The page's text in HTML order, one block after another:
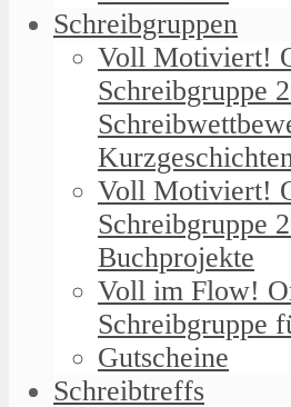
Schreibgruppen
Voll Motiviert!
Schreibgruppe
Voll Motiviert!
Schreibgruppe
Buchprojekte
Voll im Flow!
Schreibgruppe
Gutscheine
Schreibtreffs